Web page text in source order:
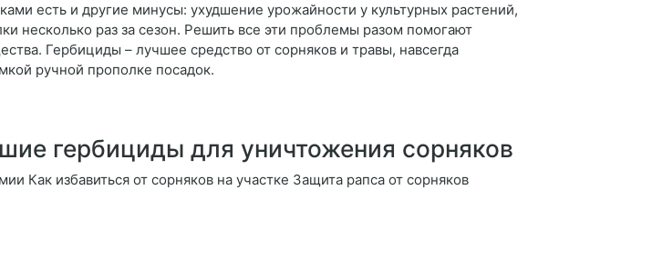
есть и другие минусы: ухудшение урожайности у культурных растений,
несколько раз за сезон. Решить все эти проблемы разом помогают
Гербициды – лучшее средство от сорняков и травы, навсегда
ручной прополке посадок.
гербициды для уничтожения сорняков
Как избавиться от сорняков на участке Защита рапса от сорняков